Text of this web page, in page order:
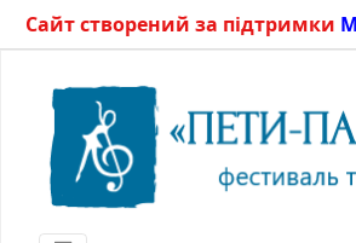
Сайт створений за підтримки